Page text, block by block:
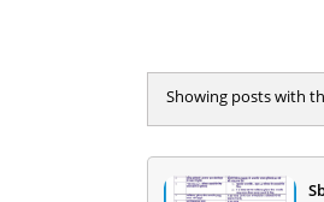
Showing posts with